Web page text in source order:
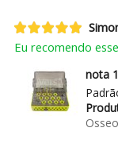
Eu recomendo
nota